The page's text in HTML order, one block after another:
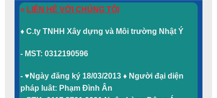
» LIÊN HỆ VỚI CHÚNG TÔI
♦ C.ty TNHH Xây dựng và Môi trường Nhật Ý
- MST: 0312190596
- ♥Ngày đăng ký 18/03/2013 ♦ Người đại diện
pháp luât: Phạm Đình Ân